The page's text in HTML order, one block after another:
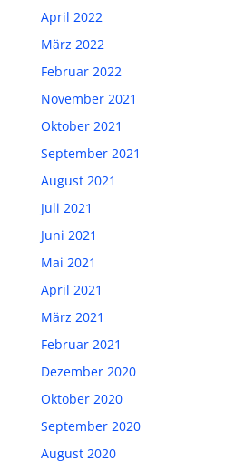
April 2022
März 2022
Februar 2022
November 2021
Oktober 2021
September 2021
August 2021
Juli 2021
Juni 2021
Mai 2021
April 2021
März 2021
Februar 2021
Dezember 2020
Oktober 2020
September 2020
August 2020